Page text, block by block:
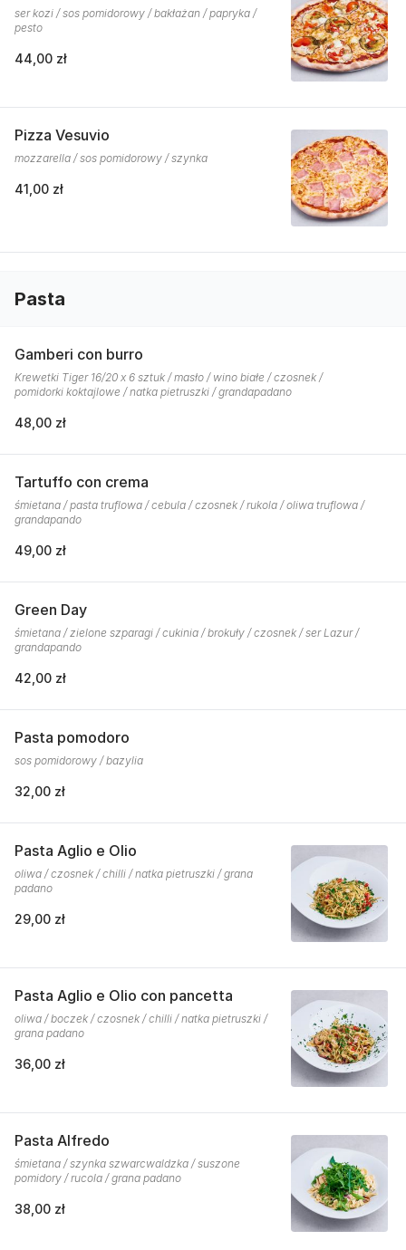
ser kozi / sos pomidorowy / bakłażan / papryka /
pesto
44,00 zł
Pizza Vesuvio
mozzarella / sos pomidorowy / szynka
41,00 zł
Pasta
Gamberi con burro
Krewetki Tiger 16/20 x 6 sztuk / masło / wino białe / czosnek /
pomidorki koktajlowe / natka pietruszki / grandapadano
48,00 zł
Tartuffo con crema
śmietana / pasta truflowa / cebula / czosnek / rukola / oliwa truflowa /
grandapando
49,00 zł
Green Day
śmietana / zielone szparagi / cukinia / brokuły / czosnek / ser Lazur /
grandapando
42,00 zł
Pasta pomodoro
sos pomidorowy / bazylia
32,00 zł
Pasta Aglio e Olio
oliwa / czosnek / chilli / natka pietruszki / grana
padano
29,00 zł
Pasta Aglio e Olio con pancetta
oliwa / boczek / czosnek / chilli / natka pietruszki /
grana padano
36,00 zł
Pasta Alfredo
śmietana / szynka szwarcwaldzka / suszone
pomidory / rucola / grana padano
38,00 zł